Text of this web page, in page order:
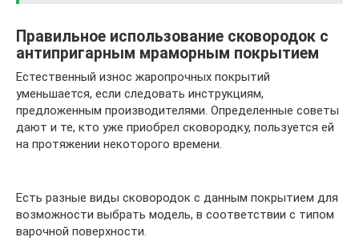
Правильное использование сковородок с
антипригарным мраморным покрытием
Естественный износ жаропрочных покрытий
уменьшается, если следовать инструкциям,
предложенным производителями. Определенные советы
дают и те, кто уже приобрел сковородку, пользуется ей
на протяжении некоторого времени.
Есть разные виды сковородок с данным покрытием для
возможности выбрать модель, в соответствии с типом
варочной поверхности.